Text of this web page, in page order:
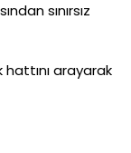
sınırsız
hattını arayarak